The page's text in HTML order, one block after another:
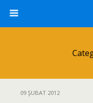
09 ŞUBAT 2012